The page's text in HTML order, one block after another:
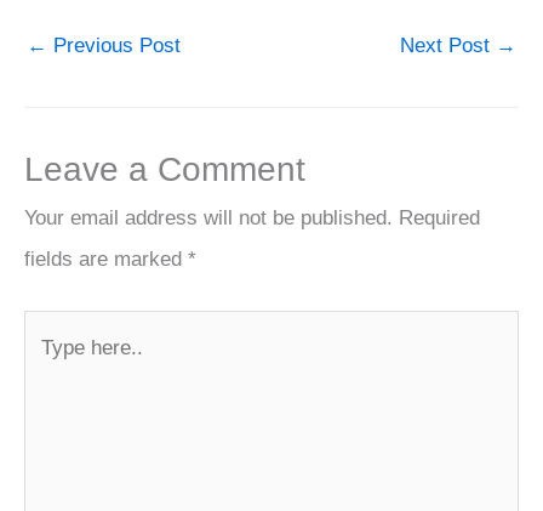
← Previous Post Next Post →
Leave a Comment
Your email address will not be published. Required
fields are marked *